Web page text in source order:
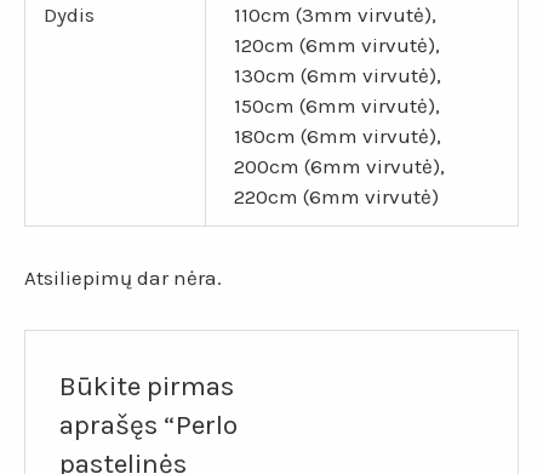
Dydis
110cm (3mm virvutė),
120cm (6mm virvutė),
130cm (6mm virvutė),
150cm (6mm virvutė),
180cm (6mm virvutė),
200cm (6mm virvutė),
220cm (6mm virvutė)
Atsiliepimų dar nėra.
Būkite pirmas
aprašęs “Perlo
pastelinės